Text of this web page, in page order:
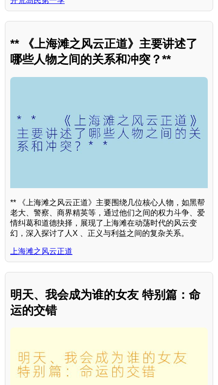
** 《上海滩之风云正道》主要讲述了
哪些人物之间的关系和冲突？**
** 《上海滩之风云正道》主要围绕几位核心人物，如黑帮
老大、警察、商界精英等，通过他们之间的权力斗争、爱
情纠葛和道德抉择，展现了上海滩在动荡时代的风云变
幻，深入探讨了人X 、正义与利益之间的复杂关系。
上海滩之风云正道
明天、我会成为谁的女友 特别篇：命
运的交错